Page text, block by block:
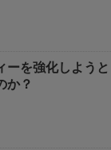
ーを強化しようと
か？